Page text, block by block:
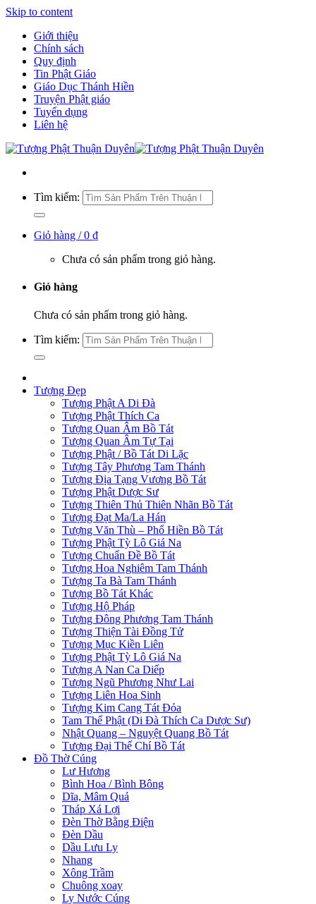
Skip to content
Giới thiệu
Chính sách
Quy định
Tin Phật Giáo
Giáo Dục Thánh Hiền
Truyện Phật giáo
Tuyển dụng
Liên hệ
Tìm kiếm:
Giỏ hàng /0 ₫
Chưa có sản phẩm trong giỏ hàng.
Giỏ hàng
Chưa có sản phẩm trong giỏ hàng.
Tìm kiếm:
Tượng Đẹp
Tượng Phật A Di Đà
Tượng Phật Thích Ca
Tượng Quan Âm Bồ Tát
Tượng Quan Âm Tự Tại
Tượng Phật / Bồ Tát Di Lặc
Tượng Tây Phương Tam Thánh
Tượng Địa Tạng Vương Bồ Tát
Tượng Phật Dược Sư
Tượng Thiên Thủ Thiên Nhãn Bồ Tát
Tượng Đạt Ma/La Hán
Tượng Văn Thù – Phổ Hiền Bồ Tát
Tượng Phật Tỳ Lô Giá Na
Tượng Chuẩn Đề Bồ Tát
Tượng Hoa Nghiêm Tam Thánh
Tượng Ta Bà Tam Thánh
Tượng Bồ Tát Khác
Tượng Hộ Pháp
Tượng Đông Phương Tam Thánh
Tượng Thiện Tài Đồng Tử
Tượng Mục Kiền Liên
Tượng Phật Tỳ Lô Giá Na
Tượng A Nan Ca Diếp
Tượng Ngũ Phương Như Lai
Tượng Liên Hoa Sinh
Tượng Kim Cang Tát Đỏa
Tam Thế Phật (Di Đà Thích Ca Dược Sư)
Nhật Quang – Nguyệt Quang Bồ Tát
Tượng Đại Thế Chí Bồ Tát
Đồ Thờ Cúng
Lư Hương
Bình Hoa / Bình Bông
Dĩa, Mâm Quả
Tháp Xá Lợi
Đèn Thờ Bằng Điện
Đèn Dầu
Dầu Lưu Ly
Nhang
Xông Trầm
Chuông xoay
Ly Nước Cúng